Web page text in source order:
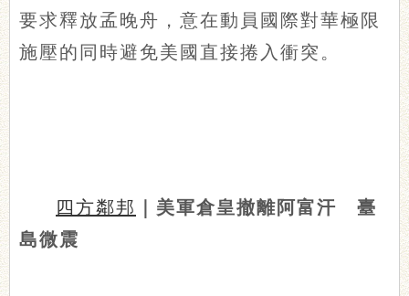
要求釋放孟晚舟，意在動員國際對華極限
施壓的同時避免美國直接捲入衝突。
四方鄰邦
｜美軍倉皇撤離阿富汗 臺
島微震